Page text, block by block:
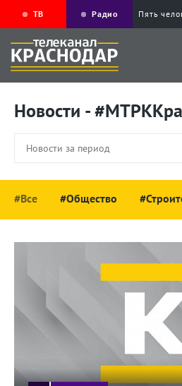
ТВ Радио Пять
Новости -
#Все #Общество